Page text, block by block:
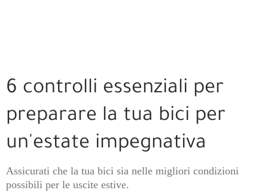
6 controlli essenziali per
preparare la tua bici per
un'estate impegnativa
Assicurati che la tua bici sia nelle migliori condizioni
possibili per le uscite estive.